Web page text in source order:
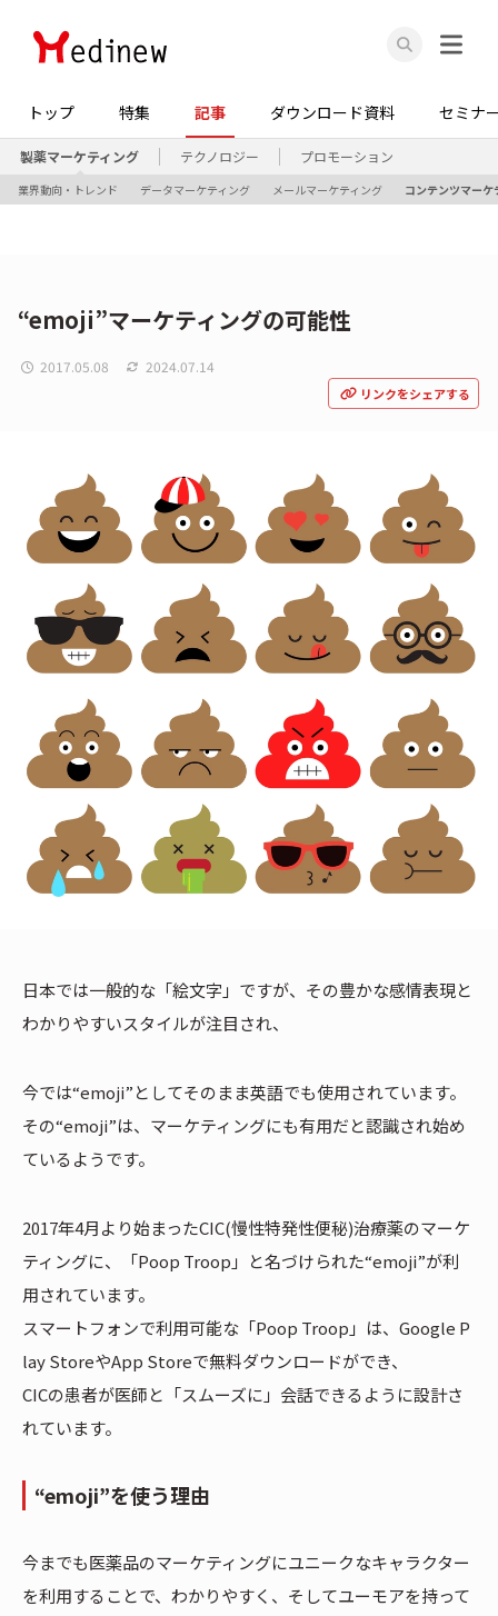
トップ 特集 記事 ダウンロード資料 セミナ
製薬マーケティング テクノロジー プロモーション
業界動向・トレンド データマーケティング メールマーケティング コンテンツマーケ
“emoji”マーケティングの可能性
2017.05.08 2024.07.14
リンクをシェアする
日本では一般的な「絵文字」ですが、その豊かな感情表現と
わかりやすいスタイルが注目され、
今では“emoji”としてそのまま英語でも使用されています。
その“emoji”は、マーケティングにも有用だと認識され始め
ているようです。
2017年4月より始まったCIC(慢性特発性便秘)治療薬のマーケ
ティングに、「Poop Troop」と名づけられた“emoji”が利
用されています。
スマートフォンで利用可能な「Poop Troop」は、Google P
lay StoreやApp Storeで無料ダウンロードができ、
CICの患者が医師と「スムーズに」会話できるように設計さ
れています。
“emoji”を使う理由
今までも医薬品のマーケティングにユニークなキャラクター
を利用することで、わかりやすく、そしてユーモアを持って